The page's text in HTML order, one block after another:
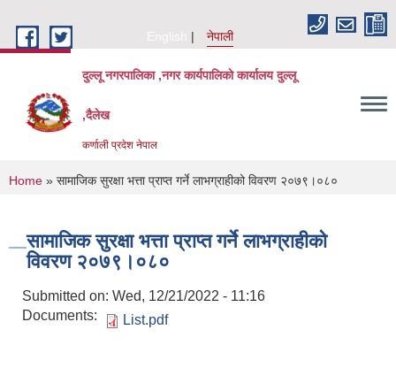
English
नेपाली
दुल्लू नगरपालिका ,नगर कार्यपालिकाे कार्यालय दुल्लू
,दैलेख
कर्णाली प्रदेश नेपाल
You are here
Home » सामाजिक सुरक्षा भत्ता प्राप्त गर्ने लाभग्राहीको विवरण २०७९।०८०
सामाजिक सुरक्षा भत्ता प्राप्त गर्ने लाभग्राहीको
विवरण २०७९।०८०
Submitted on: Wed, 12/21/2022 - 11:16
Documents:
List.pdf